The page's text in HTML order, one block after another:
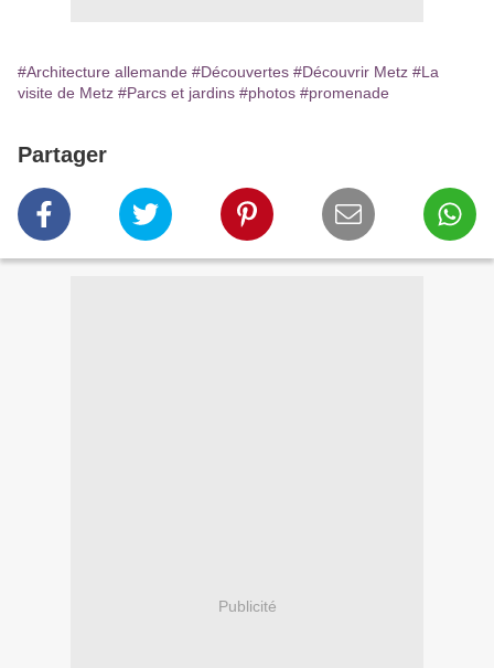
#Architecture allemande #Découvertes #Découvrir Metz #La
visite de Metz #Parcs et jardins #photos #promenade
Partager
Publicité